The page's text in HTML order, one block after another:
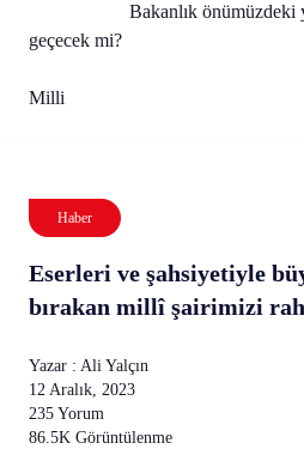
Bakanlık önümüzdeki yıl
geçecek mi?
Milli
Haber
Eserleri ve şahsiyetiyle
bırakan millî şairimizi
Yazar : Ali Yalçın
12 Aralık, 2023
235 Yorum
86.5K Görüntülenme